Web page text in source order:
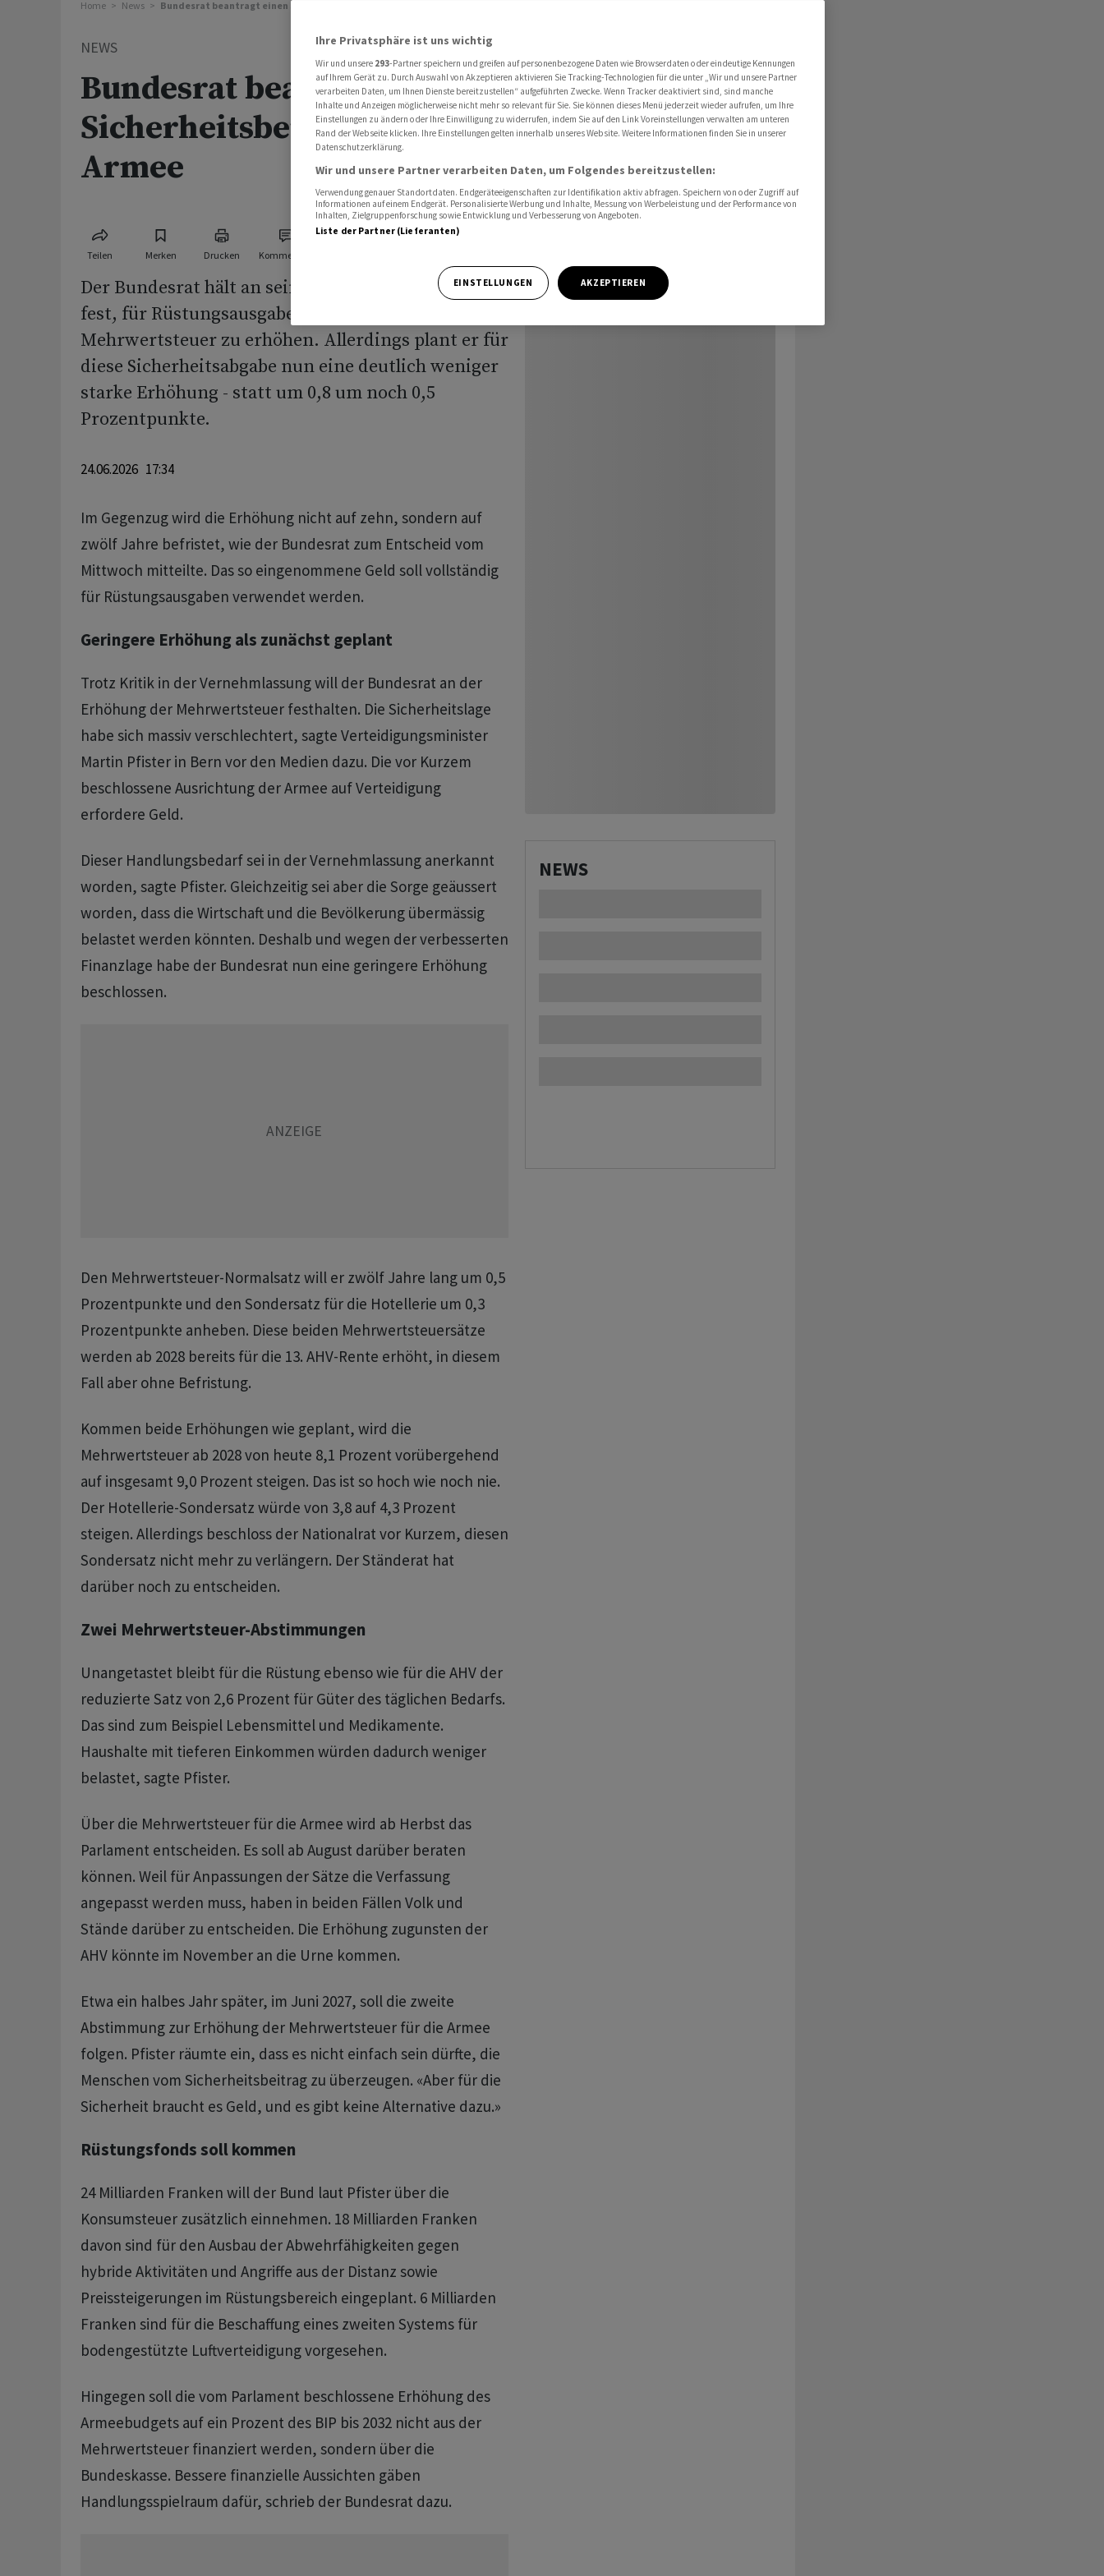
Home News Bundesrat beantragt einen Sicherheitsbeitrag für die Armee
NEWS
Bundesrat beantragt einen
Sicherheitsbeitrag für die
Armee
Teilen Merken Drucken Kommentare
Der Bundesrat hält an seinen umstrittenen Plänen
fest, für Rüstungsausgaben der Armee die
Mehrwertsteuer zu erhöhen. Allerdings plant er für
diese Sicherheitsabgabe nun eine deutlich weniger
starke Erhöhung - statt um 0,8 um noch 0,5
Prozentpunkte.
24.06.2026 17:34
Im Gegenzug wird die Erhöhung nicht auf zehn, sondern auf
zwölf Jahre befristet, wie der Bundesrat zum Entscheid vom
Mittwoch mitteilte. Das so eingenommene Geld soll vollständig
für Rüstungsausgaben verwendet werden.
Geringere Erhöhung als zunächst geplant
Trotz Kritik in der Vernehmlassung will der Bundesrat an der
Erhöhung der Mehrwertsteuer festhalten. Die Sicherheitslage
habe sich massiv verschlechtert, sagte Verteidigungsminister
Martin Pfister in Bern vor den Medien dazu. Die vor Kurzem
beschlossene Ausrichtung der Armee auf Verteidigung
erfordere Geld.
Dieser Handlungsbedarf sei in der Vernehmlassung anerkannt
worden, sagte Pfister. Gleichzeitig sei aber die Sorge geäussert
worden, dass die Wirtschaft und die Bevölkerung übermässig
belastet werden könnten. Deshalb und wegen der verbesserten
Finanzlage habe der Bundesrat nun eine geringere Erhöhung
beschlossen.
Den Mehrwertsteuer-Normalsatz will er zwölf Jahre lang um 0,5
Prozentpunkte und den Sondersatz für die Hotellerie um 0,3
Prozentpunkte anheben. Diese beiden Mehrwertsteuersätze
werden ab 2028 bereits für die 13. AHV-Rente erhöht, in diesem
Fall aber ohne Befristung.
Kommen beide Erhöhungen wie geplant, wird die
Mehrwertsteuer ab 2028 von heute 8,1 Prozent vorübergehend
auf insgesamt 9,0 Prozent steigen. Das ist so hoch wie noch nie.
Der Hotellerie-Sondersatz würde von 3,8 auf 4,3 Prozent
steigen. Allerdings beschloss der Nationalrat vor Kurzem, diesen
Sondersatz nicht mehr zu verlängern. Der Ständerat hat
darüber noch zu entscheiden.
Zwei Mehrwertsteuer-Abstimmungen
Unangetastet bleibt für die Rüstung ebenso wie für die AHV der
reduzierte Satz von 2,6 Prozent für Güter des täglichen Bedarfs.
Das sind zum Beispiel Lebensmittel und Medikamente.
Haushalte mit tieferen Einkommen würden dadurch weniger
belastet, sagte Pfister.
Über die Mehrwertsteuer für die Armee wird ab Herbst das
Parlament entscheiden. Es soll ab August darüber beraten
können. Weil für Anpassungen der Sätze die Verfassung
angepasst werden muss, haben in beiden Fällen Volk und
Stände darüber zu entscheiden. Die Erhöhung zugunsten der
AHV könnte im November an die Urne kommen.
Etwa ein halbes Jahr später, im Juni 2027, soll die zweite
Abstimmung zur Erhöhung der Mehrwertsteuer für die Armee
folgen. Pfister räumte ein, dass es nicht einfach sein dürfte, die
Menschen vom Sicherheitsbeitrag zu überzeugen. «Aber für die
Sicherheit braucht es Geld, und es gibt keine Alternative dazu.»
Rüstungsfonds soll kommen
24 Milliarden Franken will der Bund laut Pfister über die
Konsumsteuer zusätzlich einnehmen. 18 Milliarden Franken
davon sind für den Ausbau der Abwehrfähigkeiten gegen
hybride Aktivitäten und Angriffe aus der Distanz sowie
Preissteigerungen im Rüstungsbereich eingeplant. 6 Milliarden
Franken sind für die Beschaffung eines zweiten Systems für
bodengestützte Luftverteidigung vorgesehen.
Hingegen soll die vom Parlament beschlossene Erhöhung des
Armeebudgets auf ein Prozent des BIP bis 2032 nicht aus der
Mehrwertsteuer finanziert werden, sondern über die
Bundeskasse. Bessere finanzielle Aussichten gäben
Handlungsspielraum dafür, schrieb der Bundesrat dazu.
NEWS
Ihre Privatsphäre ist uns wichtig
Wir und unsere 293-Partner speichern und greifen auf personenbezogene Daten wie Browserdaten oder eindeutige Kennungen
auf Ihrem Gerät zu. Durch Auswahl von Akzeptieren aktivieren Sie Tracking-Technologien für die unter „Wir und unsere Partner
verarbeiten Daten, um Ihnen Dienste bereitzustellen“ aufgeführten Zwecke. Wenn Tracker deaktiviert sind, sind manche
Inhalte und Anzeigen möglicherweise nicht mehr so relevant für Sie. Sie können dieses Menü jederzeit wieder aufrufen, um Ihre
Einstellungen zu ändern oder Ihre Einwilligung zu widerrufen, indem Sie auf den Link Voreinstellungen verwalten am unteren
Rand der Webseite klicken. Ihre Einstellungen gelten innerhalb unseres Website. Weitere Informationen finden Sie in unserer
Datenschutzerklärung.
Wir und unsere Partner verarbeiten Daten, um Folgendes bereitzustellen:
Verwendung genauer Standortdaten. Endgeräteeigenschaften zur Identifikation aktiv abfragen. Speichern von oder Zugriff auf
Informationen auf einem Endgerät. Personalisierte Werbung und Inhalte, Messung von Werbeleistung und der Performance von
Inhalten, Zielgruppenforschung sowie Entwicklung und Verbesserung von Angeboten.
Liste der Partner (Lieferanten)
EINSTELLUNGEN AKZEPTIEREN